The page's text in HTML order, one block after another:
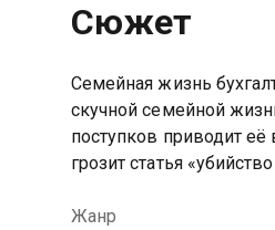
Сюжет
Семейная жизнь
скучной семейной
поступков приводит
грозит статья
Жанр